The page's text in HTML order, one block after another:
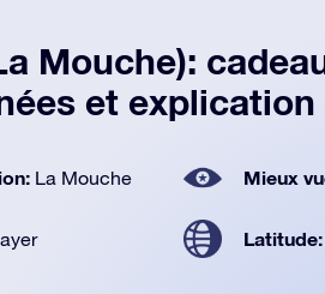
Mouche):
et explication
La Mouche Mieux
Latitude: